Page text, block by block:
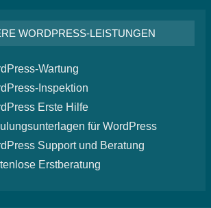
WORDPRESS-LEISTUNGEN
Wartung
Inspektion
Erste Hilfe
für WordPress
Support und Beratung
Erstberatung